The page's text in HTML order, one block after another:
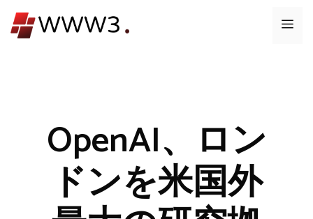
ン
メ
OpenAI、ロン
ドンを米国外